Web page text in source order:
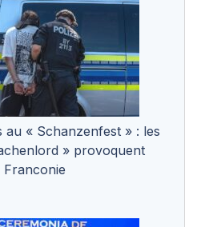
au « Schanzenfest » : les
» provoquent
Franconie